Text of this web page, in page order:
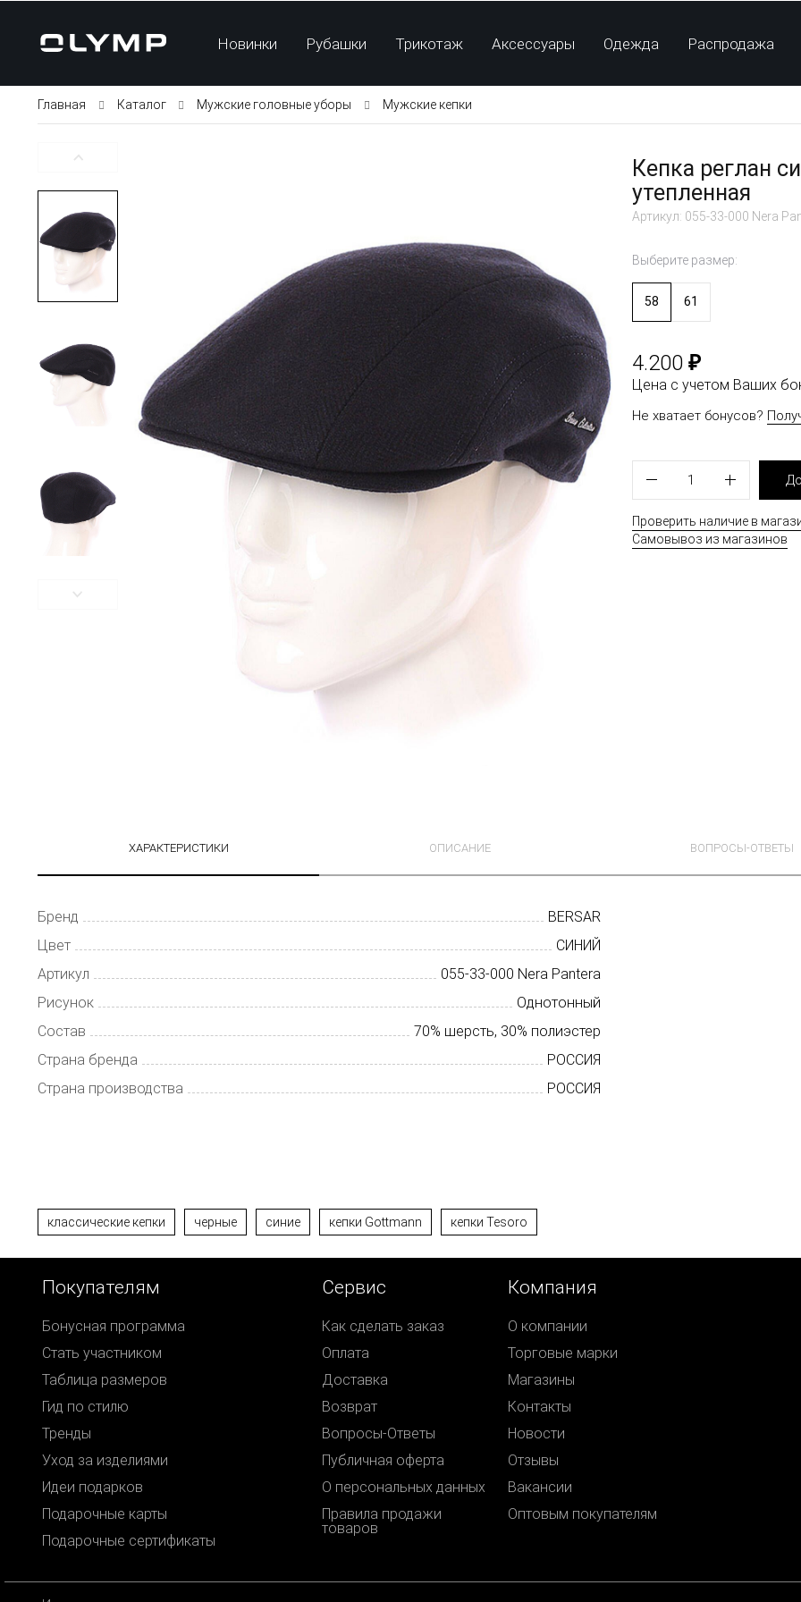
Новинки Рубашки Трикотаж Аксессуары Одежда Распродажа
Главная Каталог Мужские головные уборы Мужские кепки
Кепка реглан
утепленная
Артикул: 055-33-000 Nera
Выберите размер:
58 61
4.200 ₽
Цена с учетом Ваших
Не хватает бонусов?
1
Проверить наличие в
Самовывоз из магазинов
ХАРАКТЕРИСТИКИ ОПИСАНИЕ ВОПРОСЫ-ОТВЕТЫ
Бренд
BERSAR
Цвет
СИНИЙ
Артикул
055-33-000 Nera Pantera
Рисунок
Однотонный
Состав
70% шерсть, 30% полиэстер
Страна бренда
РОССИЯ
Страна производства
РОССИЯ
классические кепки черные синие кепки Gottmann кепки Tesoro
Покупателям
Бонусная программа
Стать участником
Таблица размеров
Гид по стилю
Тренды
Уход за изделиями
Идеи подарков
Подарочные карты
Подарочные сертификаты
Сервис
Как сделать заказ
Оплата
Доставка
Возврат
Вопросы-Ответы
Публичная оферта
О персональных данных
Правила продажи
товаров
Компания
О компании
Торговые марки
Магазины
Контакты
Новости
Отзывы
Вакансии
Оптовым покупателям